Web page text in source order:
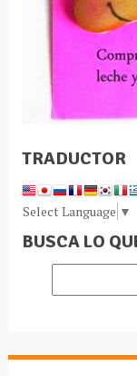
TRADUCTOR
Select Language ▼
BUSCA LO